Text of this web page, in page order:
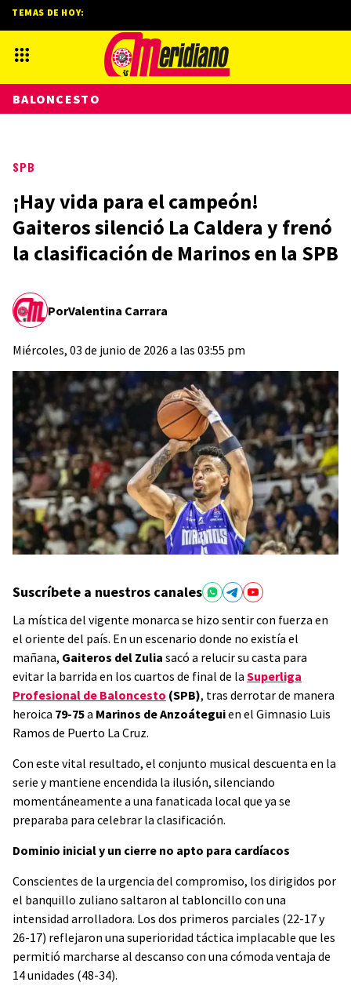
SPB
¡Hay vida para el campeón!
Gaiteros silenció La Caldera y frenó
la clasificación de Marinos en la SPB
PorValentina Carrara
Miércoles, 03 de junio de 2026 a las 03:55 pm
Suscríbete a nuestros canales
La mística del vigente monarca se hizo sentir con fuerza en
el oriente del país. En un escenario donde no existía el
mañana, Gaiteros del Zulia sacó a relucir su casta para
evitar la barrida en los cuartos de final de la Superliga
Profesional de Baloncesto (SPB), tras derrotar de manera
heroica 79-75a Marinos de Anzoáteguien el Gimnasio Luis
Ramos de Puerto La Cruz.
Con este vital resultado, el conjunto musical descuenta en la
serie y mantiene encendida la ilusión, silenciando
momentáneamente a una fanaticada local que ya se
preparaba para celebrar la clasificación.
Dominio inicial y un cierre no apto para cardíacos
Conscientes de la urgencia del compromiso, los dirigidos por
el banquillo zuliano saltaron al tabloncillo con una
intensidad arrolladora. Los dos primeros parciales (22-17 y
26-17) reflejaron una superioridad táctica implacable que les
permitió marcharse al descanso con una cómoda ventaja de
14 unidades (48-34).
TEMAS DE HOY:
BALONCESTO